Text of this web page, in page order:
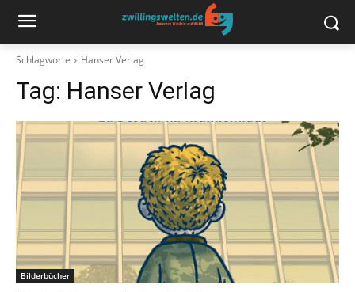
Schlagworte Hanser Verlag
Tag: Hanser Verlag
Bilderbücher